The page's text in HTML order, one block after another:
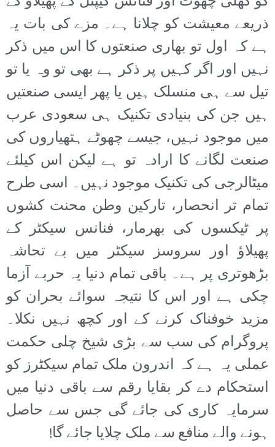
ذریعے معیشت کو چلانا ہے۔ مزے کی بات یہ
ہے کہ اول تو بھاری صنعتوں کا اس میں ذکر
نہیں اور اگر کہیں پر ذکر ہے بھی تو وہ یا تو
تیل سے ہی منسلک ہیں یا پھر ایسی صنعتیں
ہیں جن کی بنیادی تکنیک ہی سعودی عرب
میں موجود نہیں، جیسے چھوٹے ہتھیاروں کی
صنعت لگانے کا ارادہ تو ہے لیکن اس کیلئے
میٹالرجی کی تکنیک موجود نہیں۔ اسی طرح
تمام تر انحصار، تارکین وطن محنت کشوں
پر ٹیکسوں کی بھرمار، فنانس سیکٹر کے
پھیلاؤ اور سروسز سیکٹر میں بے تحاشہ
بڑھوتری پر ہے۔ باقی تمام دنیا یہ حربے آزما
چکی ہے اور اس کا نتیجہ سوائے بحران کو
مزید خوفناک کرنے کے اور کچھ نہیں نکلا۔
پروگرام کی سب سے بڑی شیخ چلی حکمت
عملی یہ ہے کہ اندرون ملک تمام سیکٹرز کو
استحکام دے کر بقایا رقم سے باقی دنیا میں
سرمایہ کاری کی جائے گی جس سے حاصل
ہونے والے منافع سے ملک چلایا جائے گا!